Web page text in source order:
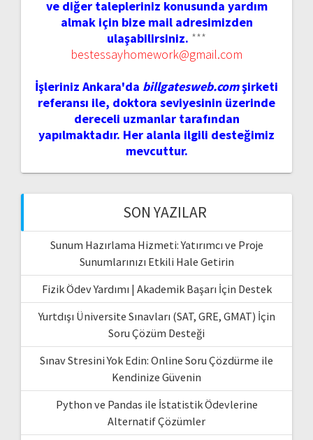
ve diğer talepleriniz konusunda yardım
almak için bize mail adresimizden
ulaşabilirsiniz. ***
bestessayhomework@gmail.com
İşleriniz Ankara'da billgatesweb.comşirketi
referansı ile, doktora seviyesinin üzerinde
dereceli uzmanlar tarafından
yapılmaktadır. Her alanla ilgili desteğimiz
mevcuttur.
SON YAZILAR
Sunum Hazırlama Hizmeti: Yatırımcı ve Proje
Sunumlarınızı Etkili Hale Getirin
Fizik Ödev Yardımı | Akademik Başarı İçin Destek
Yurtdışı Üniversite Sınavları (SAT, GRE, GMAT) İçin
Soru Çözüm Desteği
Sınav Stresini Yok Edin: Online Soru Çözdürme ile
Kendinize Güvenin
Python ve Pandas ile İstatistik Ödevlerine
Alternatif Çözümler